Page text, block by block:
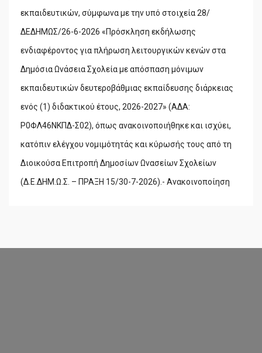
εκπαιδευτικών, σύμφωνα με την υπό στοιχεία 28/
ΔΕΔΗΜΩΣ/26-6-2026 «Πρόσκληση εκδήλωσης
ενδιαφέροντος για πλήρωση λειτουργικών κενών στα
Δημόσια Ωνάσεια Σχολεία με απόσπαση μόνιμων
εκπαιδευτικών δευτεροβάθμιας εκπαίδευσης διάρκειας
ενός (1) διδακτικού έτους, 2026-2027» (ΑΔΑ:
Ρ0ΦΛ46ΝΚΠΔ-Σ02), όπως ανακοινοποιήθηκε και ισχύει,
κατόπιν ελέγχου νομιμότητάς και κύρωσής τους από τη
Διοικούσα Επιτροπή Δημοσίων Ωνασείων Σχολείων
(Δ.Ε.ΔΗΜ.Ω.Σ. – ΠΡΑΞΗ 15/30-7-2026).- Ανακοινοποίηση